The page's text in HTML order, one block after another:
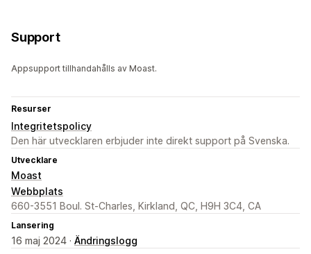
Support
Appsupport tillhandahålls av Moast.
Resurser
Integritetspolicy
Den här utvecklaren erbjuder inte direkt support på Svenska.
Utvecklare
Moast
Webbplats
660-3551 Boul. St-Charles, Kirkland, QC, H9H 3C4, CA
Lansering
16 maj 2024 · Ändringslogg